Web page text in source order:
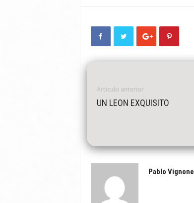
Artículo anterior
UN LEON EXQUISITO
Pablo Vignone